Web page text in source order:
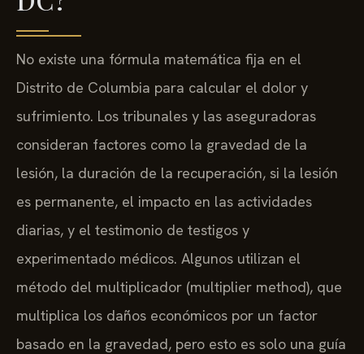
No existe una fórmula matemática fija en el
Distrito de Columbia para calcular el dolor y
sufrimiento. Los tribunales y las aseguradoras
consideran factores como la gravedad de la
lesión, la duración de la recuperación, si la lesión
es permanente, el impacto en las actividades
diarias, y el testimonio de testigos y
experimentado médicos. Algunos utilizan el
método del multiplicador (multiplier method), que
multiplica los daños económicos por un factor
basado en la gravedad, pero esto es solo una guía